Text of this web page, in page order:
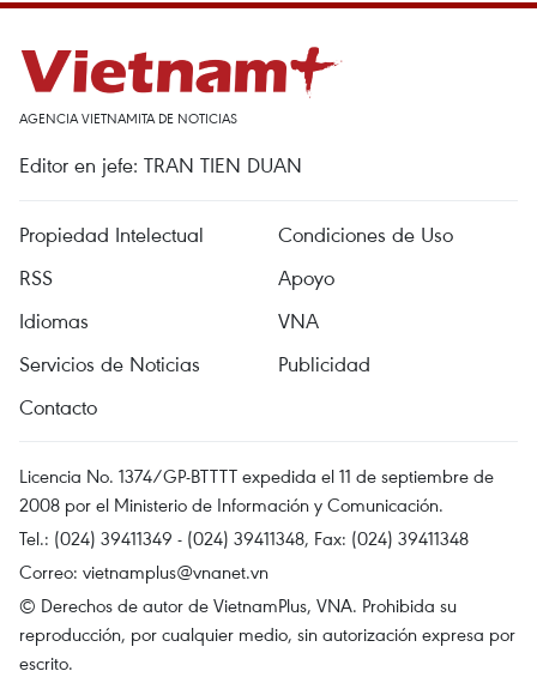
AGENCIA VIETNAMITA DE NOTICIAS
Editor en jefe: TRAN TIEN DUAN
Propiedad Intelectual
Condiciones de Uso
RSS
Apoyo
Idiomas
VNA
Servicios de Noticias
Publicidad
Contacto
Licencia No. 1374/GP-BTTTT expedida el 11 de septiembre de
2008 por el Ministerio de Información y Comunicación.
Tel.: (024) 39411349 - (024) 39411348, Fax: (024) 39411348
Correo: vietnamplus@vnanet.vn
© Derechos de autor de VietnamPlus, VNA. Prohibida su
reproducción, por cualquier medio, sin autorización expresa por
escrito.